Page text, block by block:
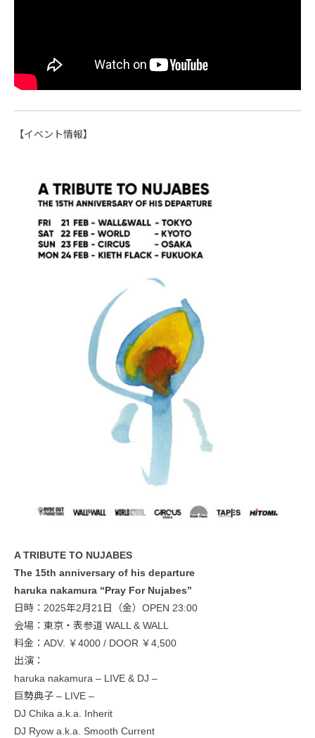
【イベント情報】
A TRIBUTE TO NUJABES
The 15th anniversary of his departure
haruka nakamura “Pray For Nujabes”
日時：2025年2月21日（金）OPEN 23:00
会場：東京・表参道 WALL & WALL
料金：ADV. ￥4000 / DOOR ￥4,500
出演：
haruka nakamura – LIVE & DJ –
巨勢典子 – LIVE –
DJ Chika a.k.a. Inherit
DJ Ryow a.k.a. Smooth Current